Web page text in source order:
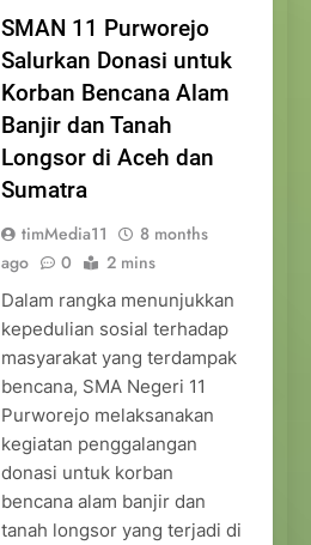
SMAN 11 Purworejo
Salurkan Donasi untuk
Korban Bencana Alam
Banjir dan Tanah
Longsor di Aceh dan
Sumatra
timMedia11
8 months
ago
0 2 mins
Dalam rangka menunjukkan
kepedulian sosial terhadap
masyarakat yang terdampak
bencana, SMA Negeri 11
Purworejo melaksanakan
kegiatan penggalangan
donasi untuk korban
bencana alam banjir dan
tanah longsor yang terjadi di